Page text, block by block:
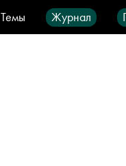
Темы Журнал
Видео Город IT-